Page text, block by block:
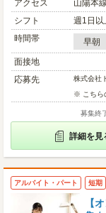
アクセス
山陽本
シフト
週1日以
時間帯
早朝
面接地
応募先
株式会社
※ こちら
募集終
詳細を見
アルバイト・パート 短期
【